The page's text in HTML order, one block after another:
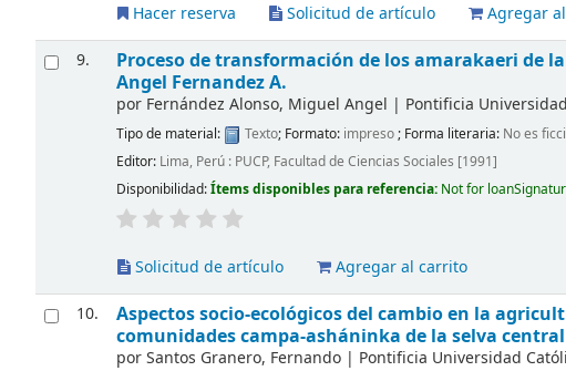
Hacer reserva Solicitud de artículo
Agregar
9.
Proceso de transformación de los amarakaeri de
Angel Fernandez A.
por Fernández Alonso, Miguel Angel | Pontificia
Tipo de material: Texto; Formato: impreso; Forma literaria: No es
Editor: Lima, Perú : PUCP, Facultad de Ciencias Sociales [1991]
Disponibilidad:Ítems disponibles para referencia: Not for loan
Solicitud de artículo
Agregar al carrito
10.
Aspectos socio-ecológicos del cambio en la
comunidades campa-asháninka de la selva
porSantos Granero, Fernando | Pontificia Universidad